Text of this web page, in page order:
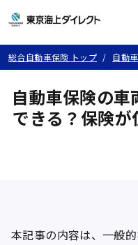
総合自動車保険 トップ 自動
自動車保険の
できる？保険が
本記事の内容は、一般